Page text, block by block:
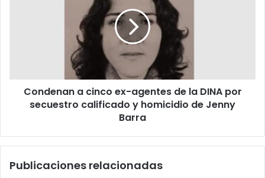
por
secuestro
calificado
de
Barra
Condenan a cinco ex-agentes de la DINA por
secuestro calificado y homicidio de Jenny
Barra
Publicaciones relacionadas